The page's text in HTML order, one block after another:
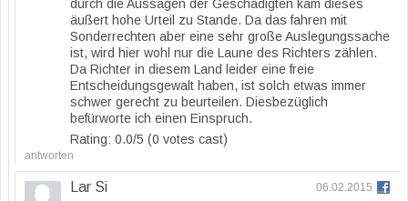
durch die Aussagen der Geschädigten kam dieses
äußert hohe Urteil zu Stande. Da das fahren mit
Sonderrechten aber eine sehr große Auslegungssache
ist, wird hier wohl nur die Laune des Richters zählen.
Da Richter in diesem Land leider eine freie
Entscheidungsgewalt haben, ist solch etwas immer
schwer gerecht zu beurteilen. Diesbezüglich
befürworte ich einen Einspruch.
Rating: 0.0/5 (0 votes cast)
antworten
Lar Si 06.02.2015